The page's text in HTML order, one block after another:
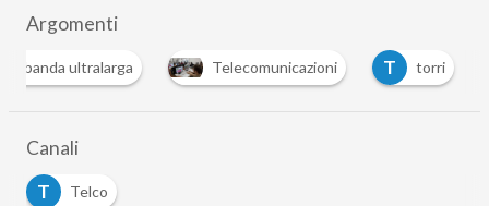
Argomenti
banda ultralarga Telecomunicazioni T
torri
Canali
T
Telco